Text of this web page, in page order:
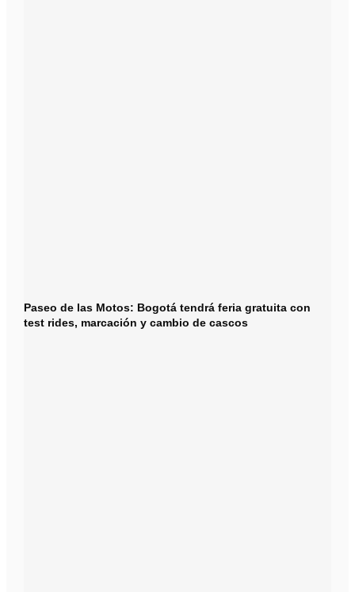
Paseo de las Motos: Bogotá tendrá feria gratuita con
test rides, marcación y cambio de cascos